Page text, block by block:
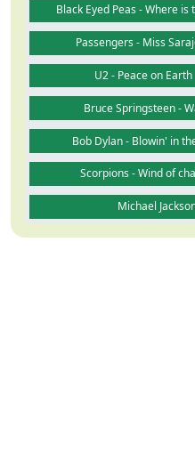
Black Eyed Peas - Where is
Passengers - Miss
U2 - Peace on Earth
Bruce Springsteen -
Bob Dylan - Blowin' in
Scorpions - Wind of
Michael